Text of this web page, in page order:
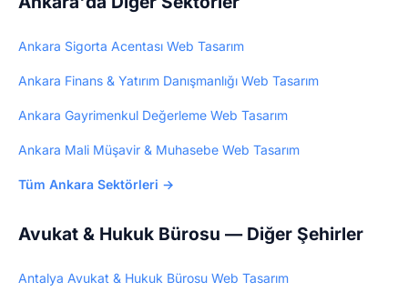
Ankara Sigorta Acentası Web Tasarım
Ankara Finans & Yatırım Danışmanlığı Web Tasarım
Ankara Gayrimenkul Değerleme Web Tasarım
Ankara Mali Müşavir & Muhasebe Web Tasarım
Tüm Ankara Sektörleri →
Avukat & Hukuk Bürosu — Diğer Şehirler
Antalya Avukat & Hukuk Bürosu Web Tasarım